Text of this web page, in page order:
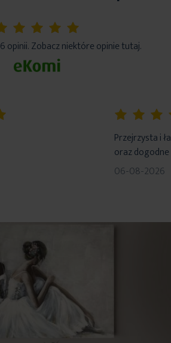
5%
opinii. Zobacz niektóre opinie tutaj.
Przejrzysta i
oraz
06-08-2026